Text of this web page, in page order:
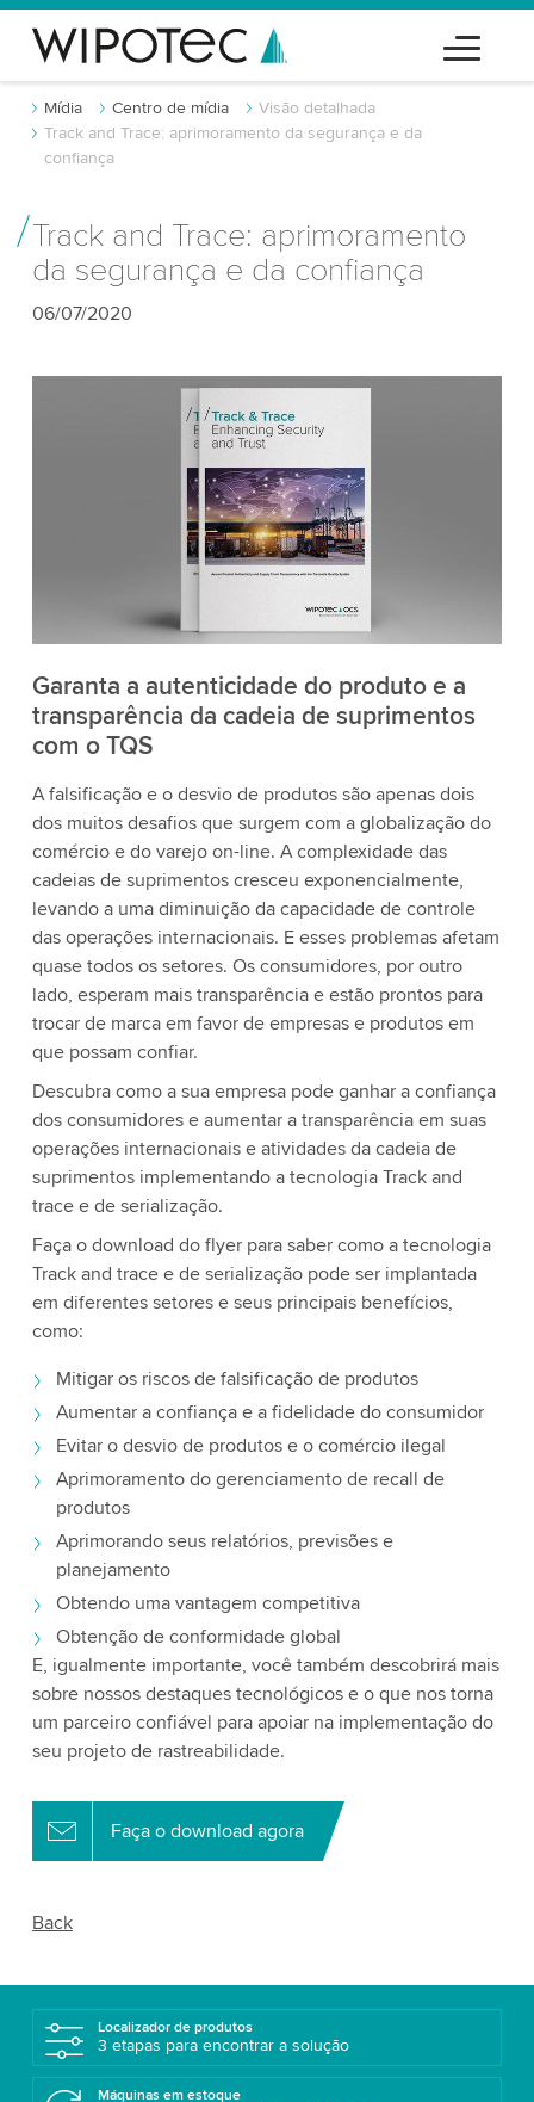
Mídia Centro de mídia
Visão detalhada
Track and Trace: aprimoramento da segurança e da
confiança
Track and Trace: aprimoramento
da segurança e da confiança
06/07/2020
Garanta a autenticidade do produto e a
transparência da cadeia de suprimentos
com o TQS
A falsificação e o desvio de produtos são apenas dois
dos muitos desafios que surgem com a globalização do
comércio e do varejo on-line. A complexidade das
cadeias de suprimentos cresceu exponencialmente,
levando a uma diminuição da capacidade de controle
das operações internacionais. E esses problemas afetam
quase todos os setores. Os consumidores, por outro
lado, esperam mais transparência e estão prontos para
trocar de marca em favor de empresas e produtos em
que possam confiar.
Descubra como a sua empresa pode ganhar a confiança
dos consumidores e aumentar a transparência em suas
operações internacionais e atividades da cadeia de
suprimentos implementando a tecnologia Track and
trace e de serialização.
Faça o download do flyer para saber como a tecnologia
Track and trace e de serialização pode ser implantada
em diferentes setores e seus principais benefícios,
como:
Mitigar os riscos de falsificação de produtos
Aumentar a confiança e a fidelidade do consumidor
Evitar o desvio de produtos e o comércio ilegal
Aprimoramento do gerenciamento de recall de
produtos
Aprimorando seus relatórios, previsões e
planejamento
Obtendo uma vantagem competitiva
Obtenção de conformidade global
E, igualmente importante, você também descobrirá mais
sobre nossos destaques tecnológicos e o que nos torna
um parceiro confiável para apoiar na implementação do
seu projeto de rastreabilidade.
Faça o download agora
Back
Localizador de produtos
3 etapas para encontrar a solução
Máquinas em estoque